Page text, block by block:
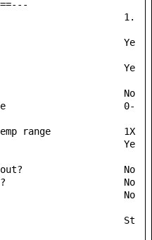
1.
Ye
Ye
No
0-
temp range             1X
Ye
No
No
No
St